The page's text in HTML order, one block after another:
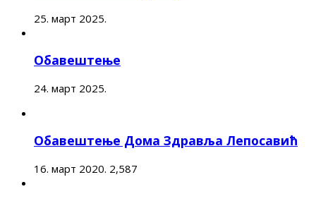
25. март 2025.
Обавештење
24. март 2025.
Обавештење Дома Здравља Лепосавић
16. март 2020. 2,587